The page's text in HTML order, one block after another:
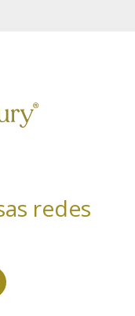
Política de
redes